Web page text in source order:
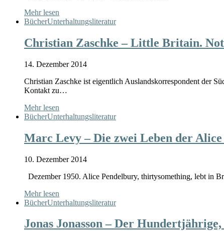
Mehr lesen
BücherUnterhaltungsliteratur
Christian Zaschke – Little Britain.
14. Dezember 2014
Christian Zaschke ist eigentlich Auslandskorrespondent der
Kontakt zu…
Mehr lesen
BücherUnterhaltungsliteratur
Marc Levy – Die zwei Leben der
10. Dezember 2014
Dezember 1950. Alice Pendelbury, thirtysomething, lebt in
Mehr lesen
BücherUnterhaltungsliteratur
Jonas Jonasson – Der